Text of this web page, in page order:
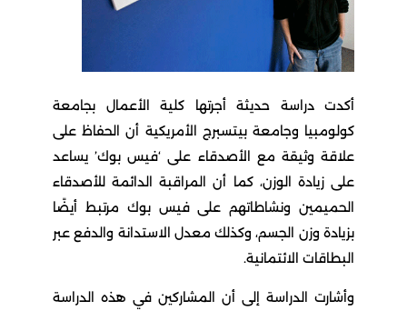
أكدت دراسة حديثة أجرتها كلية الأعمال بجامعة
كولومبيا وجامعة بيتسبرج الأمريكية أن الحفاظ على
علاقة وثيقة مع الأصدقاء على ‘فيس بوك’ يساعد
على زيادة الوزن، كما أن المراقبة الدائمة للأصدقاء
الحميمين ونشاطاتهم على فيس بوك مرتبط أيضًا
بزيادة وزن الجسم، وكذلك معدل الاستدانة والدفع عبر
البطاقات الائتمانية.
وأشارت الدراسة إلى أن المشاركين في هذه الدراسة